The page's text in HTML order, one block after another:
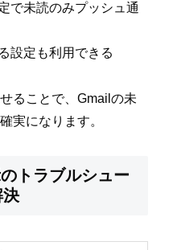
で未読のみプッシュ通
設定も利用できる
ることで、Gmailの未
実になります。
トラブルシュー
決